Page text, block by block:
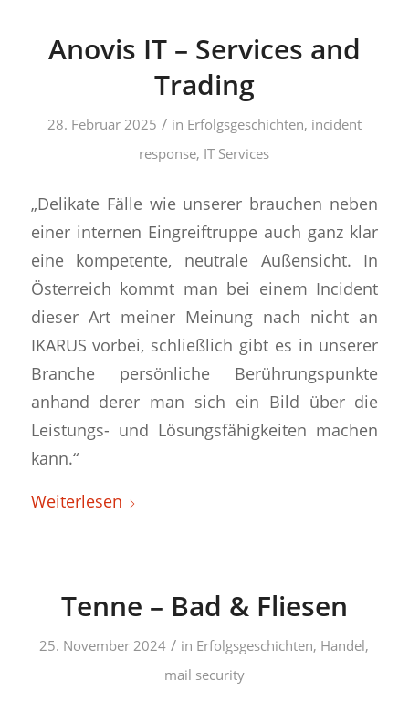
Anovis IT – Services and
Trading
28. Februar 2025 / in Erfolgsgeschichten, incident
response, IT Services
„Delikate Fälle wie unserer brauchen neben
einer internen Eingreiftruppe auch ganz klar
eine kompetente, neutrale Außensicht. In
Österreich kommt man bei einem Incident
dieser Art meiner Meinung nach nicht an
IKARUS vorbei, schließlich gibt es in unserer
Branche persönliche Berührungspunkte
anhand derer man sich ein Bild über die
Leistungs- und Lösungsfähigkeiten machen
kann.“
Weiterlesen
Tenne – Bad & Fliesen
25. November 2024 / in Erfolgsgeschichten, Handel,
mail security